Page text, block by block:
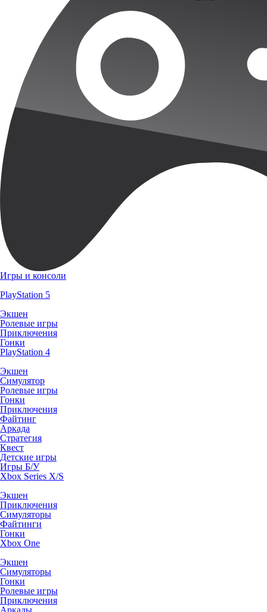
Игры и консоли
PlayStation 5
Экшен
Ролевые игры
Приключения
Гонки
PlayStation 4
Экшен
Симулятор
Ролевые игры
Гонки
Приключения
Файтинг
Аркада
Стратегия
Квест
Детские игры
Игры Б/У
Xbox Series X/S
Экшен
Приключения
Симуляторы
Файтинги
Гонки
Xbox One
Экшен
Симуляторы
Гонки
Ролевые игры
Приключения
Аркады